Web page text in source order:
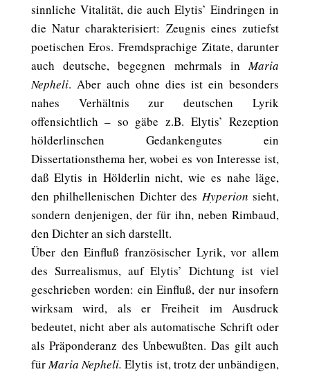
sinnliche Vitalität, die auch Elytis’ Eindringen in
die Natur charakterisiert: Zeugnis eines zutiefst
poetischen Eros. Fremdsprachige Zitate, darunter
auch deutsche, begegnen mehrmals inMaria
Nepheli. Aber auch ohne dies ist ein besonders
nahes Verhältnis zur deutschen Lyrik
offensichtlich – so gäbe z.B. Elytis’ Rezeption
hölderlinschen Gedankengutes ein
Dissertationsthema her, wobei es von Interesse ist,
daß Elytis in Hölderlin nicht, wie es nahe läge,
den philhellenischen Dichter des Hyperionsieht,
sondern denjenigen, der für ihn, neben Rimbaud,
den Dichter an sich darstellt.
Über den Einfluß französischer Lyrik, vor allem
des Surrealismus, auf Elytis’ Dichtung ist viel
geschrieben worden: ein Einfluß, der nur insofern
wirksam wird, als er Freiheit im Ausdruck
bedeutet, nicht aber als automatische Schrift oder
als Präponderanz des Unbewußten. Das gilt auch
fürMaria Nepheli. Elytis ist, trotz der unbändigen,